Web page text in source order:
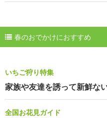
春のおでかけにおすすめ
いちご狩り特集
家族や友達を誘って新鮮な
全国お花見ガイド